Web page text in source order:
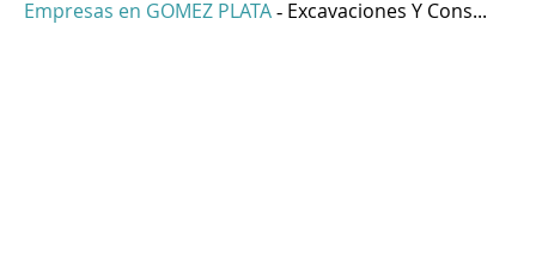
Empresas en GOMEZ PLATA - Excavaciones Y Cons...